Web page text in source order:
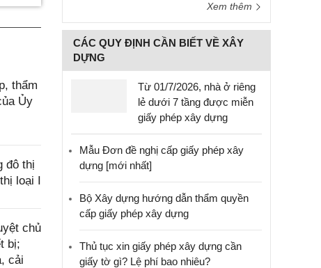
thẩm
Ủy
đô thị
loại I
chủ
bị;
cải
Xem thêm
CÁC QUY ĐỊNH CẦN BIẾT VỀ XÂY
DỰNG
Từ 01/7/2026, nhà ở riêng
lẻ dưới 7 tầng được miễn
giấy phép xây dựng
Mẫu Đơn đề nghị cấp giấy phép xây
dựng [mới nhất]
Bộ Xây dựng hướng dẫn thẩm quyền
cấp giấy phép xây dựng
Thủ tục xin giấy phép xây dựng cần
giấy tờ gì? Lệ phí bao nhiêu?